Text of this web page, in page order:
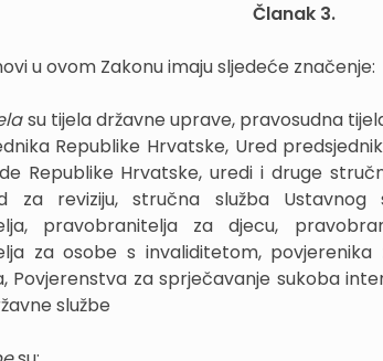
Članak 3.
u ovom Zakonu imaju sljedeće značenje:
su tijela državne uprave, pravosudna
Republike Hrvatske, Ured
Republike Hrvatske, uredi i druge
za reviziju, stručna služba Ustavnog
pravobranitelja za djecu,
za osobe s invaliditetom, povjerenika
Povjerenstva za sprječavanje sukoba
službe